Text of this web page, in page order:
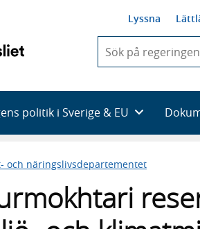
Lyssna
du
skriva
framträder
en
med
politik i Sverige & EU
och näringslivsdepartementet